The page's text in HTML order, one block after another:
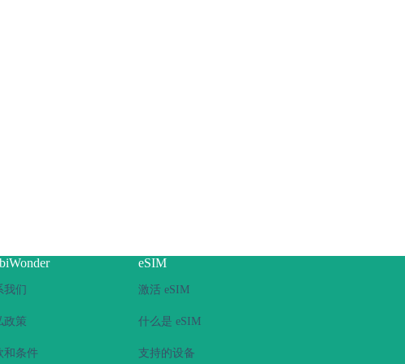
我们
政策
和条件
eSIM
激活 eSIM
什么是 eSIM
支持的设备